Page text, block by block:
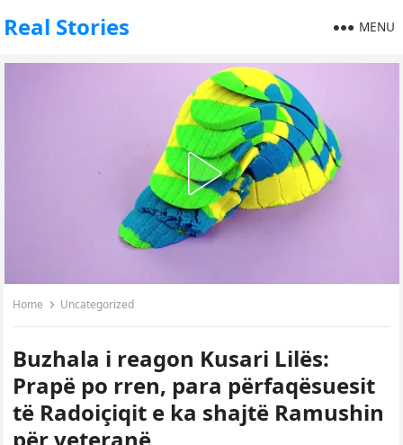
Real Stories MENU
Home Uncategorized
Buzhala i reagon Kusari Lilës:
Prapë po rren, para përfaqësuesit
të Radoiçiqit e ka shajtë Ramushin